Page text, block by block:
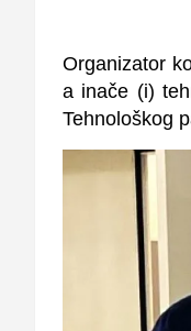
Organizator
a inače (i)
Tehnološkog